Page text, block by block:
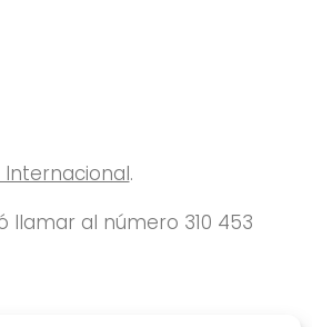
.
llamar al número 310 453